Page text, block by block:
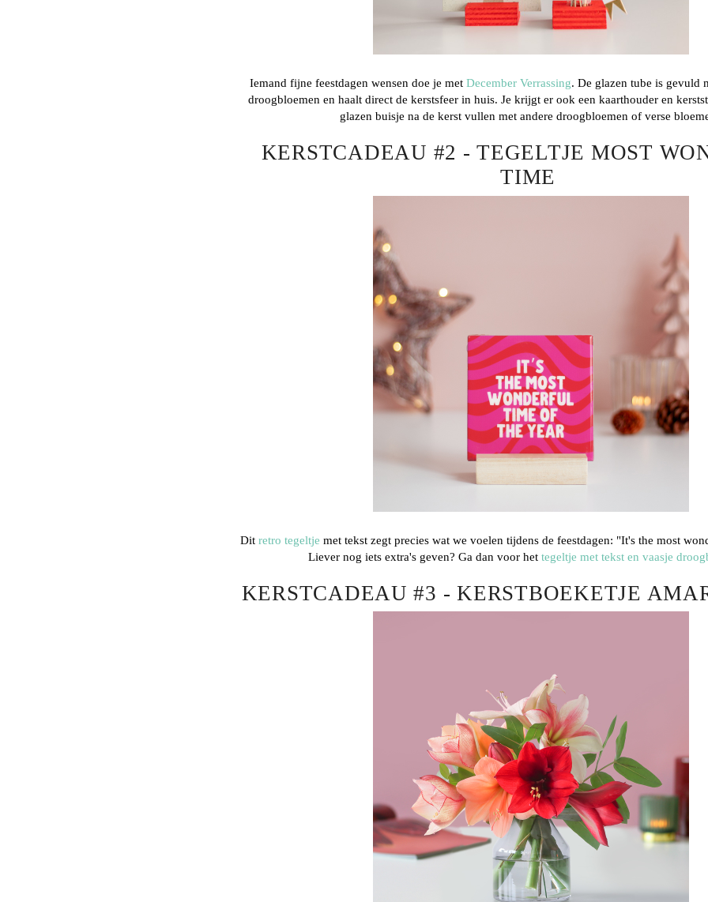
Iemand fijne feestdagen wensen doe je met December Verrassing. De glazen tube is gevuld
droogbloemen en haalt direct de kerstsfeer in huis. Je krijgt er ook een kaarthouder en
glazen buisje na de kerst vullen met andere droogbloemen of verse
KERSTCADEAU #2 - TEGELTJE MOST
TIME
Dit retro tegeltje met tekst zegt precies wat we voelen tijdens de feestdagen: "It's the most
Liever nog iets extra's geven? Ga dan voor het tegeltje met tekst en vaasje
KERSTCADEAU #3 - KERSTBOEKETJE